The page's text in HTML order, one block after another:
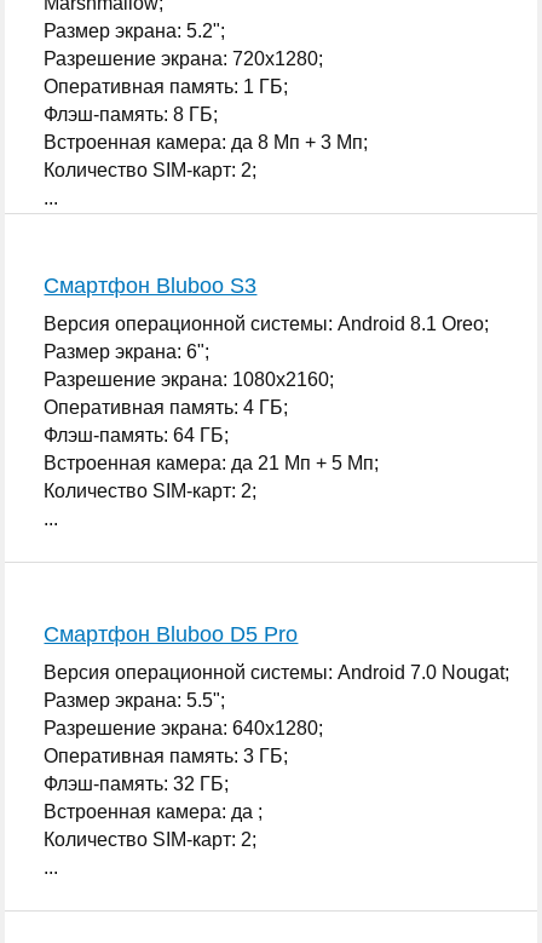
Размер экрана: 5.2";
Разрешение экрана: 720x1280;
Оперативная память: 1 ГБ;
Флэш-память: 8 ГБ;
Встроенная камера: да 8 Мп + 3 Мп;
Количество SIM-карт: 2;
...
Смартфон Bluboo S3
Версия операционной системы: Android 8.1 Oreo;
Размер экрана: 6";
Разрешение экрана: 1080x2160;
Оперативная память: 4 ГБ;
Флэш-память: 64 ГБ;
Встроенная камера: да 21 Мп + 5 Мп;
Количество SIM-карт: 2;
...
Смартфон Bluboo D5 Pro
Версия операционной системы: Android 7.0 Nougat;
Размер экрана: 5.5";
Разрешение экрана: 640x1280;
Оперативная память: 3 ГБ;
Флэш-память: 32 ГБ;
Встроенная камера: да ;
Количество SIM-карт: 2;
...